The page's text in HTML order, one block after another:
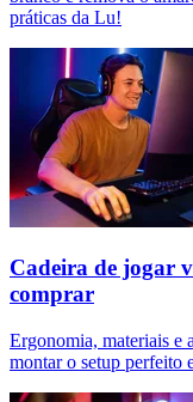
práticas da Lu!
Cadeira de jogar
comprar
Ergonomia, materiais e
montar o setup perfeito